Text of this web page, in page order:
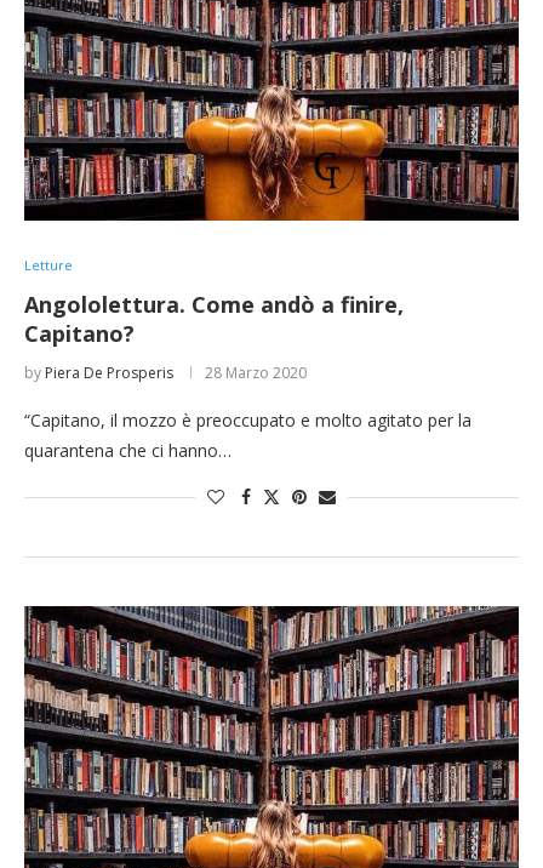
Letture
Angololettura. Come andò a finire,
Capitano?
by Piera De Prosperis 28 Marzo 2020
“Capitano, il mozzo è preoccupato e molto agitato per la
quarantena che ci hanno…